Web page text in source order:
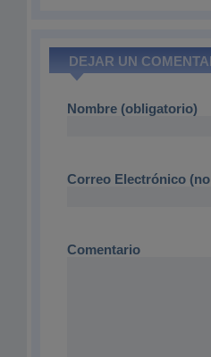
DEJAR UN
Nombre (obligatorio)
Correo Electrónico
Comentario